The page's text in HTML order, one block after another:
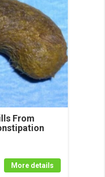
From
More details